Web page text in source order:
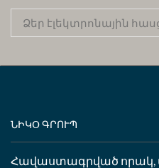
ՆԻԿՕ ԳՐՈՒՊ
Հավաստագրված որակ,